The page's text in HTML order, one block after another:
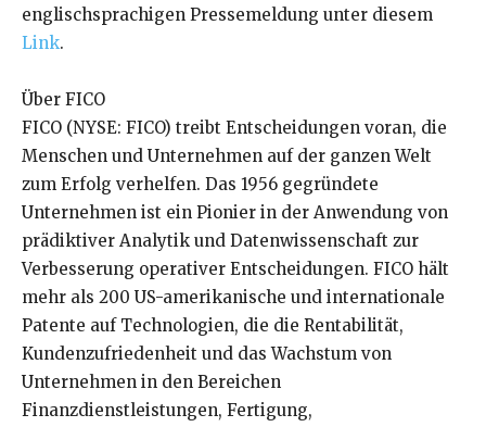
englischsprachigen Pressemeldung unter diesem
Link.
Über FICO
FICO (NYSE: FICO) treibt Entscheidungen voran, die
Menschen und Unternehmen auf der ganzen Welt
zum Erfolg verhelfen. Das 1956 gegründete
Unternehmen ist ein Pionier in der Anwendung von
prädiktiver Analytik und Datenwissenschaft zur
Verbesserung operativer Entscheidungen. FICO hält
mehr als 200 US-amerikanische und internationale
Patente auf Technologien, die die Rentabilität,
Kundenzufriedenheit und das Wachstum von
Unternehmen in den Bereichen
Finanzdienstleistungen, Fertigung,